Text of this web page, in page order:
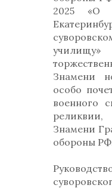
2025 «О
Знамени
особо
военного
Знамени
обороны